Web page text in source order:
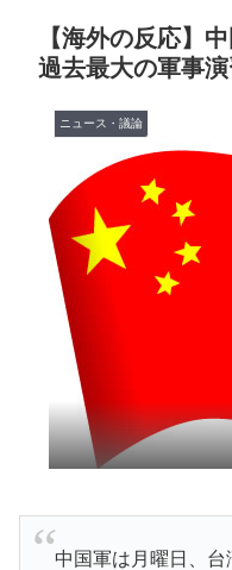
▶ 海外「コーヒー1杯
度見した」値上げで
▶
韓国人「熊本地震発
凄まじい状況だ」
【海外の反応】冨安
「アーセナルサポの
▶
日本人「敷地内に勝
されててウケた」→
外国人「米・ジャガ
えないなら何を捨て
▶ 【スウェーデン-モ
け…？【ポーランド
海外の反応：熊本
絶賛
【海外の反応】
過去最大の軍事
ニュース・議論
中国軍は月曜日、